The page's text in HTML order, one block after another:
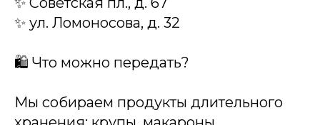
✨ ул. Ломоносова, д. 32
🛍 Что можно передать?
Мы собираем продукты длительного